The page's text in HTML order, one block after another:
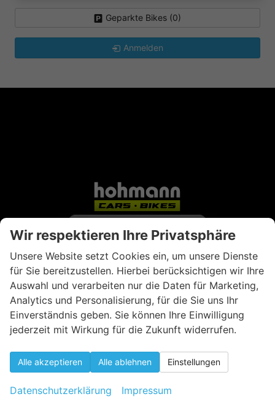
Geparkte Bikes (0)
Anmelden
Wir respektieren Ihre Privatsphäre
Unsere Website setzt Cookies ein, um unsere Dienste
für Sie bereitzustellen. Hierbei berücksichtigen wir Ihre
Auswahl und verarbeiten nur die Daten für Marketing,
Analytics und Personalisierung, für die Sie uns Ihr
Einverständnis geben. Sie können Ihre Einwilligung
jederzeit mit Wirkung für die Zukunft widerrufen.
Alle akzeptieren Alle ablehnen Einstellungen
Datenschutzerklärung Impressum